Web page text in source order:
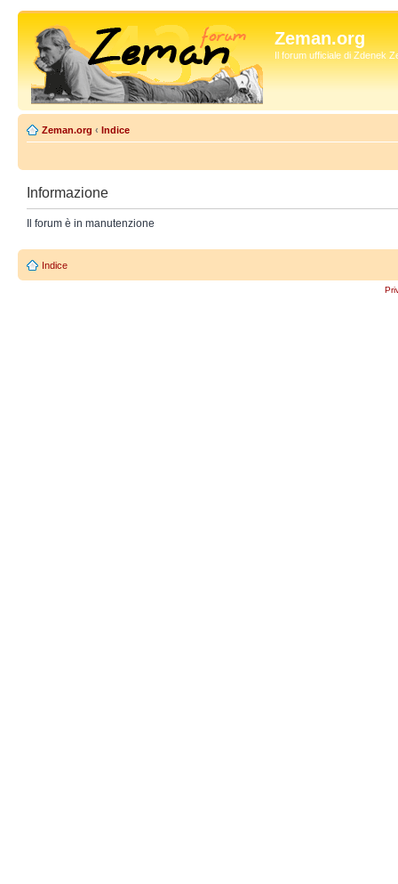
Zeman.org
Il forum ufficiale di Zdenek
Zeman.org ‹ Indice
Informazione
Il forum è in manutenzione
Indice